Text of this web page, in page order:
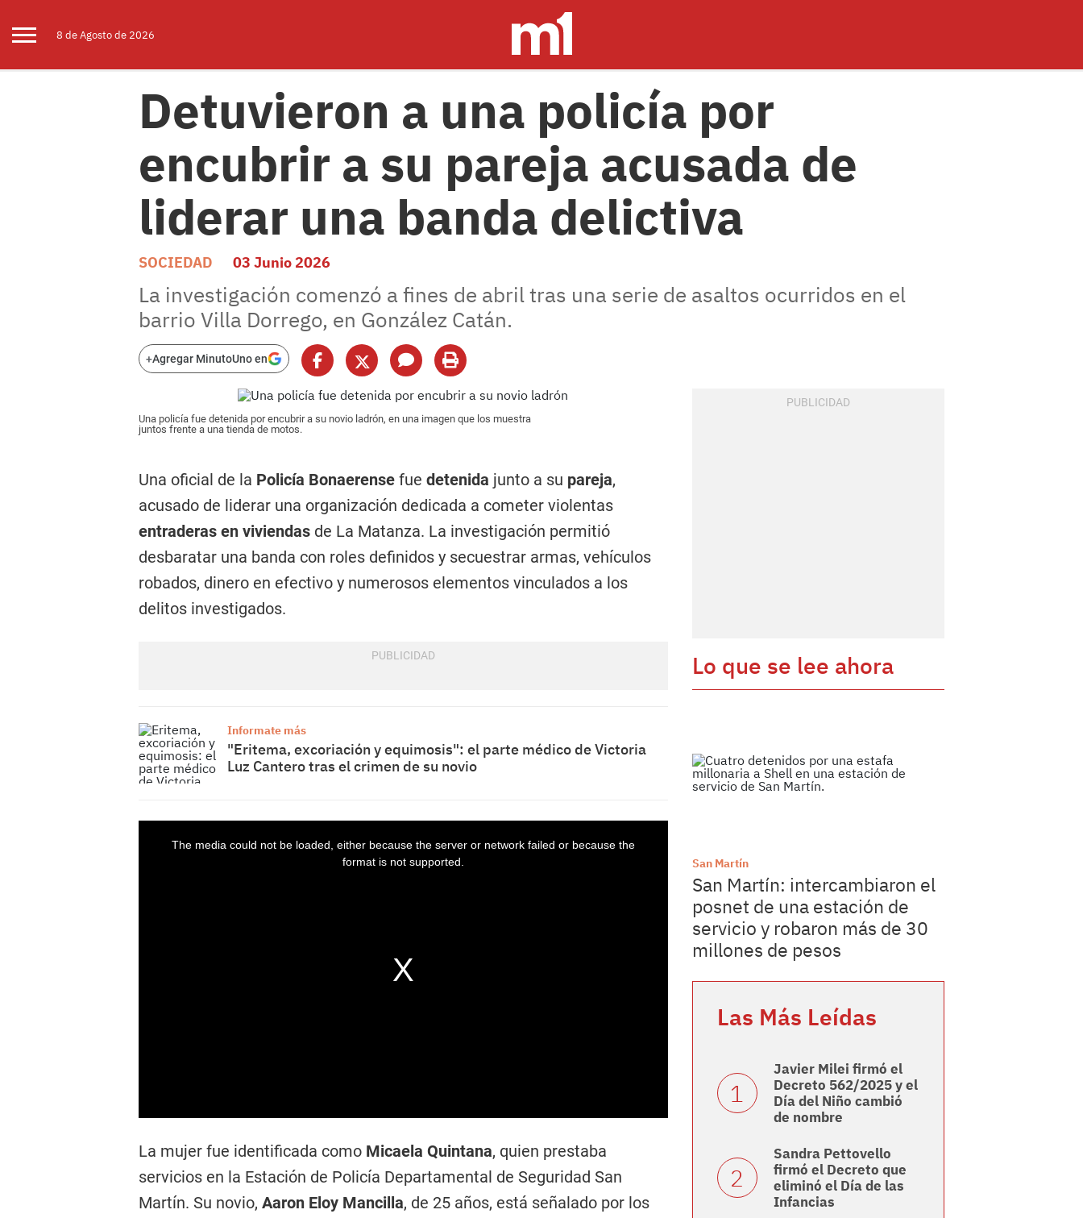
8 deAgostode 2026
Detuvieron a una policía por
encubrir a su pareja acusada de
liderar una banda delictiva
SOCIEDAD 03 Junio 2026
La investigación comenzó a fines de abril tras una serie de asaltos ocurridos en el
barrio Villa Dorrego, en González Catán.
+Agregar MinutoUno en
Una policía fue detenida por encubrir a su novio ladrón, en una imagen que los muestra
juntos frente a una tienda de motos.
Una oficial de la Policía Bonaerense fue detenida junto a su pareja,
acusado de liderar una organización dedicada a cometer violentas
entraderas en viviendas de La Matanza. La investigación permitió
desbaratar una banda con roles definidos y secuestrar armas, vehículos
robados, dinero en efectivo y numerosos elementos vinculados a los
delitos investigados.
Informate más
"Eritema, excoriación y equimosis": el parte médico de Victoria
Luz Cantero tras el crimen de su novio
La mujer fue identificada como Micaela Quintana, quien prestaba
servicios en la Estación de Policía Departamental de Seguridad San
Martín. Su novio, Aaron Eloy Mancilla, de 25 años, está señalado por los
Lo que se lee ahora
San Martín
San Martín: intercambiaron el
posnet de una estación de
servicio y robaron más de 30
millones de pesos
Las Más Leídas
Javier Milei firmó el
Decreto 562/2025 y el
Día del Niño cambió
de nombre
Sandra Pettovello
firmó el Decreto que
eliminó el Día de las
Infancias